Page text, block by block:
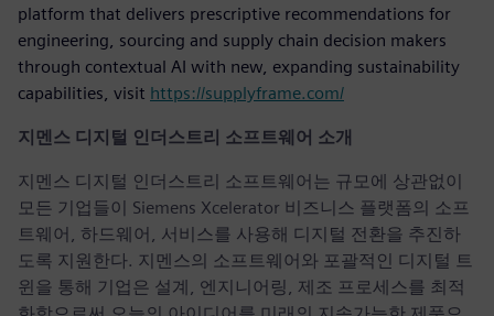
platform that delivers prescriptive recommendations for
engineering, sourcing and supply chain decision makers
through contextual AI with new, expanding sustainability
capabilities, visit https://supplyframe.com/
지멘스 디지털 인더스트리 소프트웨어 소개
지멘스 디지털 인더스트리 소프트웨어는 규모에 상관없이
모든 기업들이 Siemens Xcelerator 비즈니스 플랫폼의 소프
트웨어, 하드웨어, 서비스를 사용해 디지털 전환을 추진하
도록 지원한다. 지멘스의 소프트웨어와 포괄적인 디지털 트
윈을 통해 기업은 설계, 엔지니어링, 제조 프로세스를 최적